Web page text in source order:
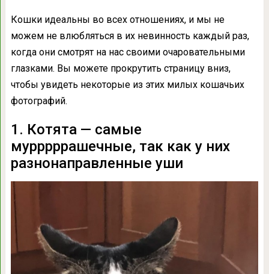
Кошки идеальны во всех отношениях, и мы не
можем не влюбляться в их невинность каждый раз,
когда они смотрят на нас своими очаровательными
глазками. Вы можете прокрутить страницу вниз,
чтобы увидеть некоторые из этих милых кошачьих
фотографий.
1. Котята — самые
мурррррашечные, так как у них
разнонаправленные уши